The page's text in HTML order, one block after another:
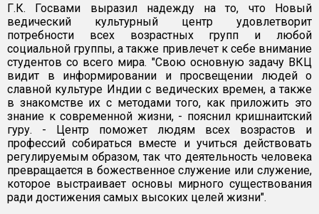
Г.К. Госвами выразил надежду на то, что Новый
ведический культурный центр удовлетворит
потребности всех возрастных групп и любой
социальной группы, а также привлечет к себе внимание
студентов со всего мира. "Свою основную задачу ВКЦ
видит в информировании и просвещении людей о
славной культуре Индии с ведических времен, а также
в знакомстве их с методами того, как приложить это
знание к современной жизни, - пояснил кришнаитский
гуру. - Центр поможет людям всех возрастов и
профессий собираться вместе и учиться действовать
регулируемым образом, так что деятельность человека
превращается в божественное служение или служение,
которое выстраивает основы мирного существования
ради достижения самых высоких целей жизни".